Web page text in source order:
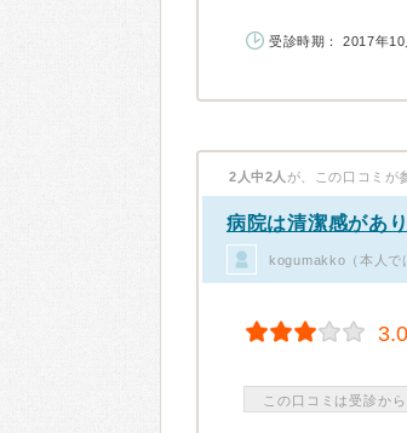
受診時期： 2017年10
2人中2人 が、この口コミが
病院は清潔感があ
kogumakko（本人で
3.0
この口コミは受診か